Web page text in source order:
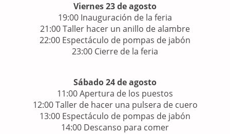
Viernes 23 de agosto
19:00 Inauguración de la feria
21:00 Taller hacer un anillo de alambre
22:00 Espectáculo de pompas de jabón
23:00 Cierre de la feria
Sábado 24 de agosto
11:00 Apertura de los puestos
12:00 Taller de hacer una pulsera de cuero
13:00 Espectáculo de pompas de jabón
14:00 Descanso para comer